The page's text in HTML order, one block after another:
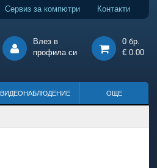
Сервиз за компютри Контакти
Влез в
профила си
0 бр.
€ 0.00
ВИДЕОНАБЛЮДЕНИЕ ОЩЕ